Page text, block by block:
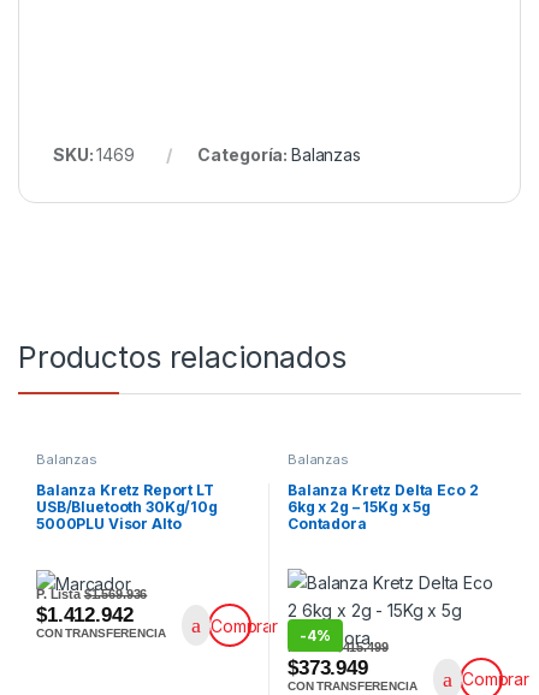
SKU:1469 Categoría: Balanzas
Productos relacionados
Balanzas
Balanza Kretz Report LT
USB/Bluetooth 30Kg/10g
5000PLU Visor Alto
P. Lista$1.569.936
$1.412.942
CON TRANSFERENCIA Comprar
Balanzas
Balanza Kretz Delta Eco 2
6kg x 2g – 15Kg x 5g
Contadora
-4%
P. Lista $415.499
$373.949
CON TRANSFERENCIA Comprar